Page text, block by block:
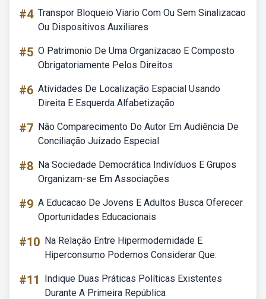
#4 Transpor Bloqueio Viario Com Ou Sem Sinalizacao
Ou Dispositivos Auxiliares
#5 O Patrimonio De Uma Organizacao E Composto
Obrigatoriamente Pelos Direitos
#6 Atividades De Localização Espacial Usando
Direita E Esquerda Alfabetização
#7 Não Comparecimento Do Autor Em Audiência De
Conciliação Juizado Especial
#8 Na Sociedade Democrática Indivíduos E Grupos
Organizam-se Em Associações
#9 A Educacao De Jovens E Adultos Busca Oferecer
Oportunidades Educacionais
#10 Na Relação Entre Hipermodernidade E
Hiperconsumo Podemos Considerar Que:
#11
Indique Duas Práticas Políticas Existentes
Durante A Primeira República